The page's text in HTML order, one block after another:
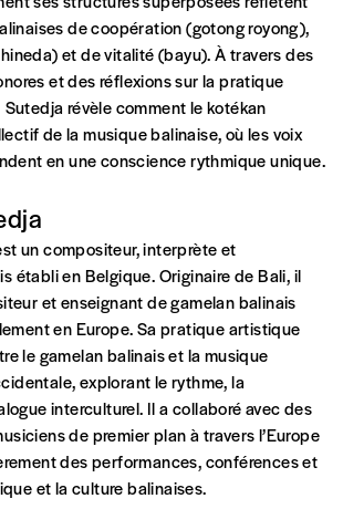
un
le coût de notre publication.
peut donc être inférieure, égale
au prix indicatif. De cette
soutenez le travail de l’équipe
selon vos moyens et vos
abonnez pour l’année civile en
vous commandez au numéro.
si vous souhaitez recevoir la
format papier ou numérique.
vos coordonnées.
le montant de votre choix sur le
IBAN BE34 0010 7305
en communication le numéro de
renseigné dans le mail de
et la mention “participation
de coopération (gotong royong),
et de vitalité (bayu). À travers des
et des réflexions sur la pratique
révèle comment le kotékan
de la musique balinaise, où les voix
en une conscience rythmique unique.
un compositeur, interprète et
établi en Belgique. Originaire de Bali, il
et enseignant de gamelan balinais
en Europe. Sa pratique artistique
le gamelan balinais et la musique
explorant le rythme, la
interculturel. Il a collaboré avec des
de premier plan à travers l’Europe
des performances, conférences et
et la culture balinaises.